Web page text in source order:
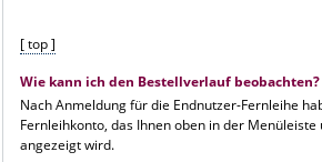
[ top ]
Wie kann ich den Bestellverlauf beobachten?
Nach Anmeldung für die Endnutzer-Fernleihe
Fernleihkonto, das Ihnen oben in der
angezeigt wird.